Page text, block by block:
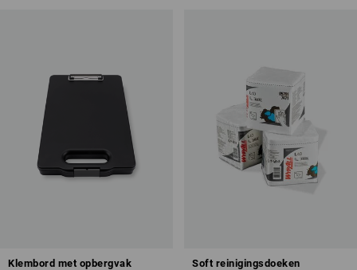
Klembord met opbergvak Soft reinigingsdoeken